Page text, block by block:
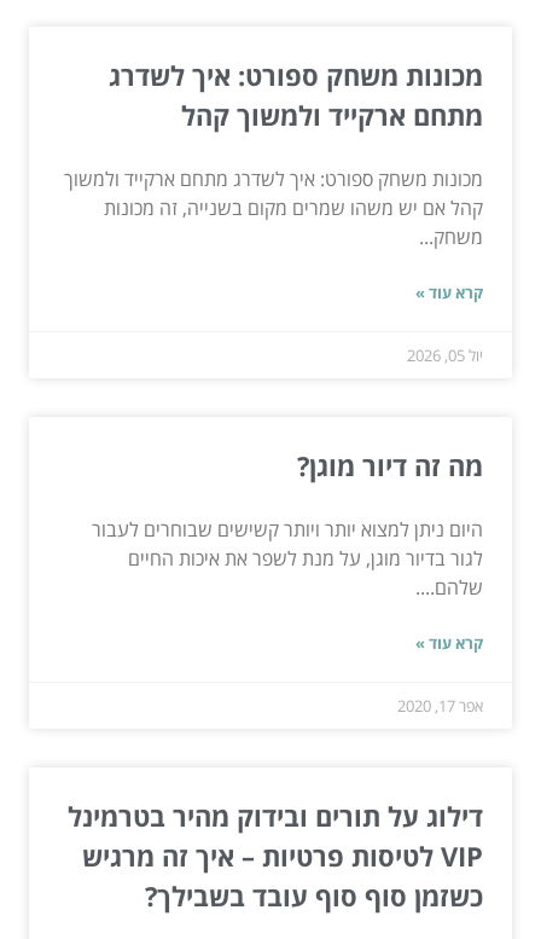
מכונות משחק ספורט: איך לשדרג
מתחם ארקייד ולמשוך קהל
מכונות משחק ספורט: איך לשדרג מתחם ארקייד ולמשוך
קהל אם יש משהו שמרים מקום בשנייה, זה מכונות
משחק...
קרא עוד »
יול 05, 2026
מה זה דיור מוגן?
היום ניתן למצוא יותר ויותר קשישים שבוחרים לעבור
לגור בדיור מוגן, על מנת לשפר את איכות החיים
שלהם....
קרא עוד »
אפר 17, 2020
דילוג על תורים ובידוק מהיר בטרמינל
VIP לטיסות פרטיות – איך זה מרגיש
כשזמן סוף סוף עובד בשבילך?